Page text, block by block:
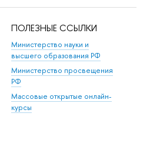
ПОЛЕЗНЫЕ ССЫЛКИ
Министерство науки и
высшего образования РФ
Министерство просвещения
РФ
Массовые открытые онлайн-
курсы